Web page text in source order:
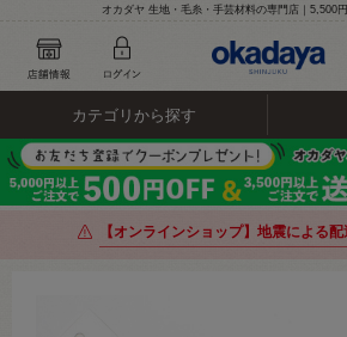
オカダヤ 生地・毛糸・手芸材料の専門店｜5,500
カテゴリから探す
【オンラインショップ】地震による